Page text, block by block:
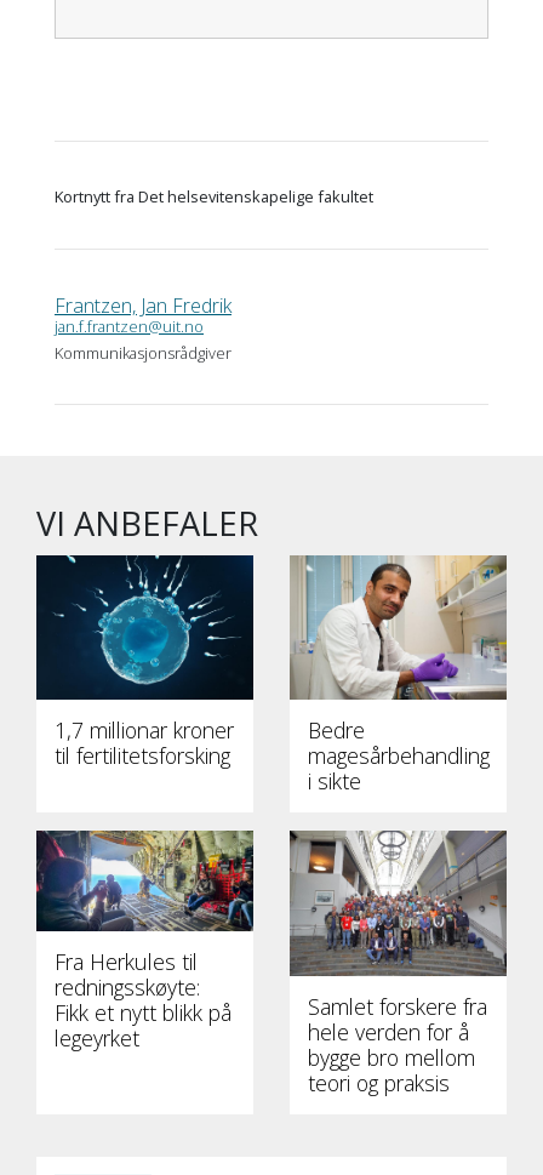
Kortnytt fra Det helsevitenskapelige fakultet
Frantzen, Jan Fredrik
jan.f.frantzen@uit.no
Kommunikasjonsrådgiver
VI ANBEFALER
1,7 millionar kroner
til fertilitetsforsking
Bedre
magesårbehandling
i sikte
Fra Herkules til
redningsskøyte:
Fikk et nytt blikk på
legeyrket
Samlet forskere fra
hele verden for å
bygge bro mellom
teori og praksis